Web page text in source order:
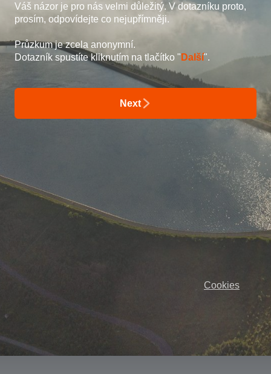
Váš názor je pro nás velmi důležitý. V dotazníku proto,
prosím, odpovídejte co nejupřímněji.
Průzkum je zcela anonymní.
Dotazník spustíte kliknutím na tlačítko " Další".
Next
Cookies